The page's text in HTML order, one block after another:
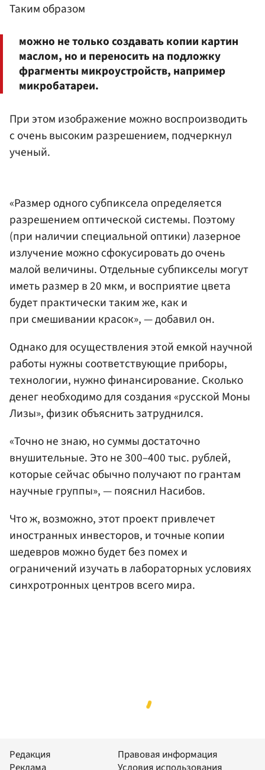
Таким образом
можно не только создавать копии картин
маслом, но и переносить на подложку
фрагменты микроустройств, например
микробатареи.
При этом изображение можно воспроизводить
с очень высоким разрешением, подчеркнул
ученый.
«Размер одного субпиксела определяется
разрешением оптической системы. Поэтому
(при наличии специальной оптики) лазерное
излучение можно сфокусировать до очень
малой величины. Отдельные субпикселы могут
иметь размер в 20 мкм, и восприятие цвета
будет практически таким же, как и
при смешивании красок», — добавил он.
Однако для осуществления этой емкой научной
работы нужны соответствующие приборы,
технологии, нужно финансирование. Сколько
денег необходимо для создания «русской Моны
Лизы», физик объяснить затруднился.
«Точно не знаю, но суммы достаточно
внушительные. Это не 300–400 тыс. рублей,
которые сейчас обычно получают по грантам
научные группы», — пояснил Насибов.
Что ж, возможно, этот проект привлечет
иностранных инвесторов, и точные копии
шедевров можно будет без помех и
ограничений изучать в лабораторных условиях
синхротронных центров всего мира.
Редакция
Правовая информация